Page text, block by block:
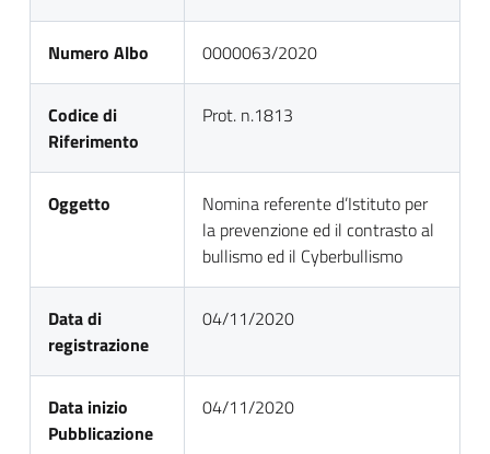
Numero Albo 0000063/2020
Codice di
Riferimento
Prot. n.1813
Oggetto
Nomina referente d’Istituto per
la prevenzione ed il contrasto al
bullismo ed il Cyberbullismo
Data di
registrazione
04/11/2020
Data inizio
Pubblicazione
04/11/2020